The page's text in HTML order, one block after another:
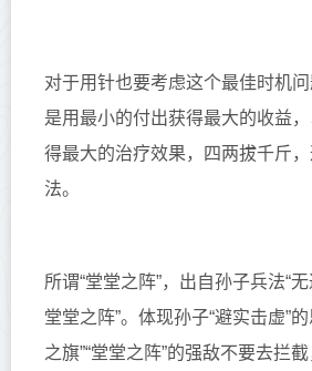
对于用针也要考虑这个最佳时机
是用最小的付出获得最大的收益
得最大的治疗效果，四两拔千斤
法。
所谓“堂堂之阵”， 出自孙子兵法“无
堂堂之阵”。 体现孙子“避实击虚”
之旗”“堂堂之阵”的强敌不要去拦